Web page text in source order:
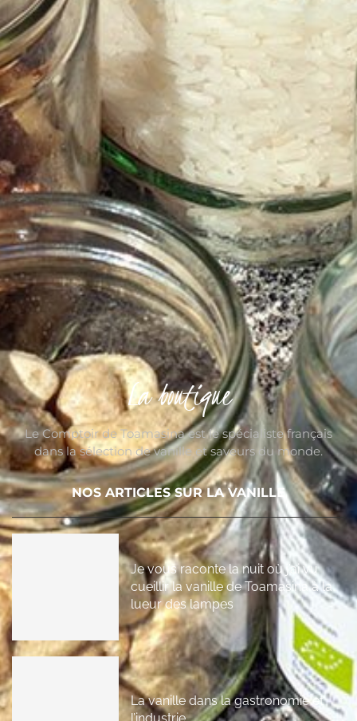
La boutique
Le Comptoir de Toamasina est le spécialiste français
dans la sélection de vanille et saveurs du monde.
NOS ARTICLES SUR LA VANILLE
Je vous raconte la nuit où j’ai vu
cueillir la vanille de Toamasina à la
lueur des lampes
La vanille dans la gastronomie et